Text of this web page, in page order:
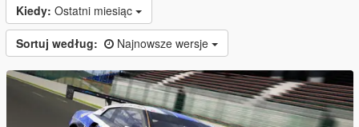
Kiedy: Ostatni miesiąc
Sortuj według: Najnowsze wersje